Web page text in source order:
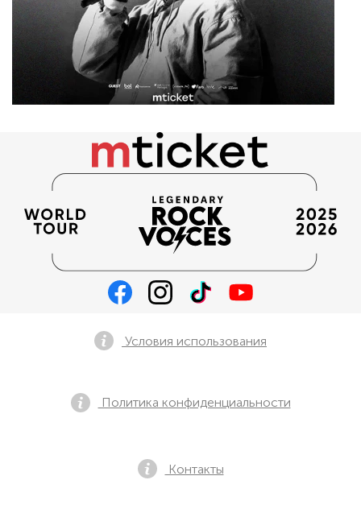
Условия использования
Политика конфиденциальности
Контакты